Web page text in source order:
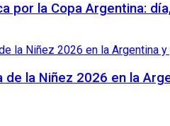
por la Copa Argentina:
de la Niñez 2026 en la